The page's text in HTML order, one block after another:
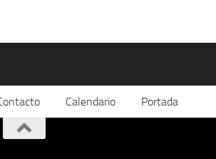
Calendario Portada